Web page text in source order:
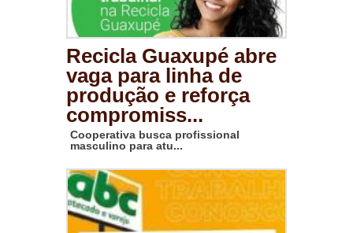
Recicla Guaxupé abre
vaga para linha de
produção e reforça
compromiss...
Cooperativa busca profissional
masculino para atu...